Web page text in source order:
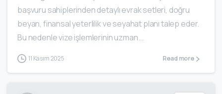
başvuru sahiplerinden detaylı evrak setleri, doğru
beyan, finansal yeterlilik ve seyahat planı talep eder.
Bu nedenle vize işlemlerinin uzman...
11 Kasım 2025 Read more